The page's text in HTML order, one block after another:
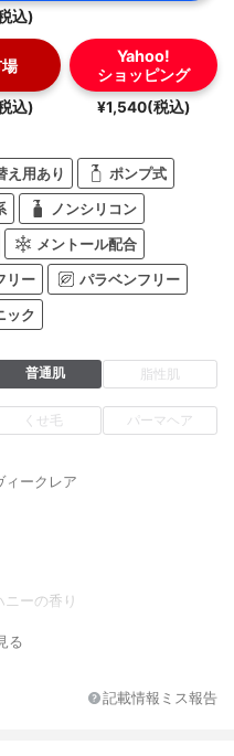
込)
込)
Yahoo!
ショッピング
¥1,540(税込)
え用あり ポンプ式
ノンシリコン
メントール配合
リー パラベンフリー
ック
普通肌 脂性肌
くせ毛 パーマヘア
ィークレア
ニーの香り
ドプロピルベタイン、オレフィ
）スルホン酸Na、ラウロイルメ
グリセレス-8エステルズ、ココイ
る
記載情報ミス報告